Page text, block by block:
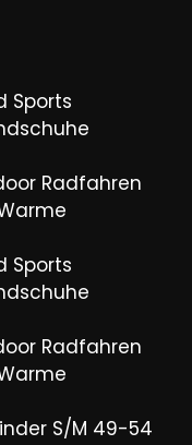
Sports
Radfahren
Sports
Radfahren
S/M 49-54